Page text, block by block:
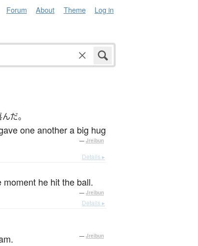
Forum About Theme Log in
だ。
one another a big hug
— Jreibun
Details ▸
he hit the ball.
— Jreibun
Details ▸
— Jreibun